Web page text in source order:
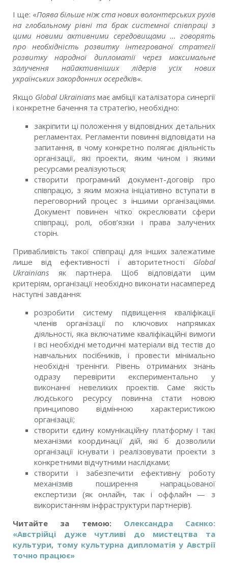
І ще: «Поява більше ніж ста нових волонтерських рухів
на глобальному рівні та брак системної співпраці з
цими новими активними середовищами … говорять
про необхідність розвитку інтегрованої стратегії
розвитку народної дипломатії через максимальне
залучення найактивніших лідерів усіх нових
українських закордонних осередків«.
Якщо Global Ukrainians має амбіції каталізатора синергії
і конкретне бачення та стратегію, необхідно:
закріпити ці положення у відповідних детальних
регламентах. Регламенти повинні відповідати на
запитання, в чому конкретно полягає діяльність
організації, які проекти, яким чином і якими
ресурсами реалізуються;
створити програмний документ-договір про
співпрацю, з яким можна ініціативно вступати в
переговорний процес з іншими організаціями.
Документ повинен чітко окреслювати сфери
співпраці, ролі, обов’язки і права залучених
сторін.
Привабливість такої співпраці для інших залежатиме
лише від ефективності і авторитетності
Global
Ukrainians
як партнера. Щоб відповідати цим
критеріям, організації необхідно виконати насамперед
наступні завдання:
розробити систему підвищення кваліфікації
членів організації по ключових напрямках
діяльності, яка включатиме кваліфікаційні вимоги
і всі необхідні методичні матеріали від тестів до
навчальних посібників, і провести мінімально
необхідні тренінги. Рівень отриманих знань
одразу перевірити експериментально у
виконанні невеликих проектів. Саме якість
людського ресурсу повинна стати новою
принципово відмінною характеристикою
організації;
створити єдину комунікаційну платформу і такі
механізми координації дій, які б дозволили
організації існувати і реалізовувати проекти з
конкретними відчутними наслідками;
створити і забезпечити ефективну роботу
механізмів поширення напрацьованої
експертизи (як онлайн, так і оффлайн — з
використанням інфраструктури партнерів).
Читайте за темою: Олександра Саєнко:
«Австрійці дуже чутливі до мистецтва та
культури, тому культурна дипломатія у Австрії
точно працює»